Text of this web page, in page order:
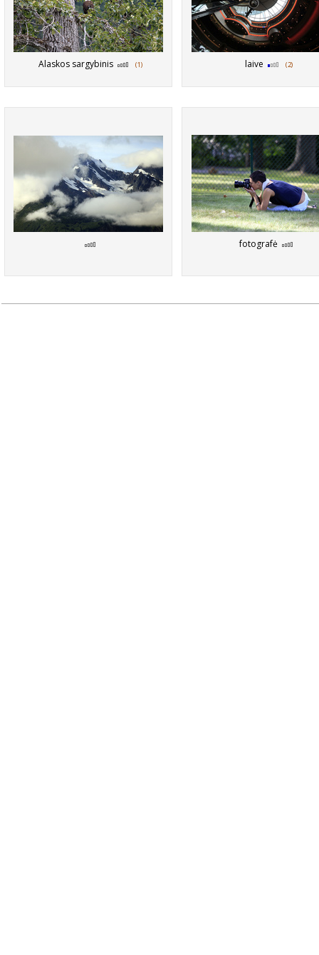
Alaskos sargybinis (1) laive (2)
fotografė